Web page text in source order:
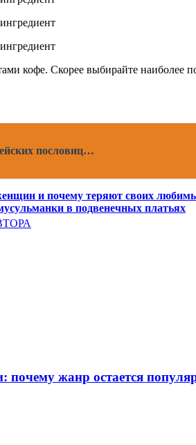
кофе. Скорее выбирайте наиболее
пословиц…
и почему теряют своих
в подвенечных платьях
жанр остается